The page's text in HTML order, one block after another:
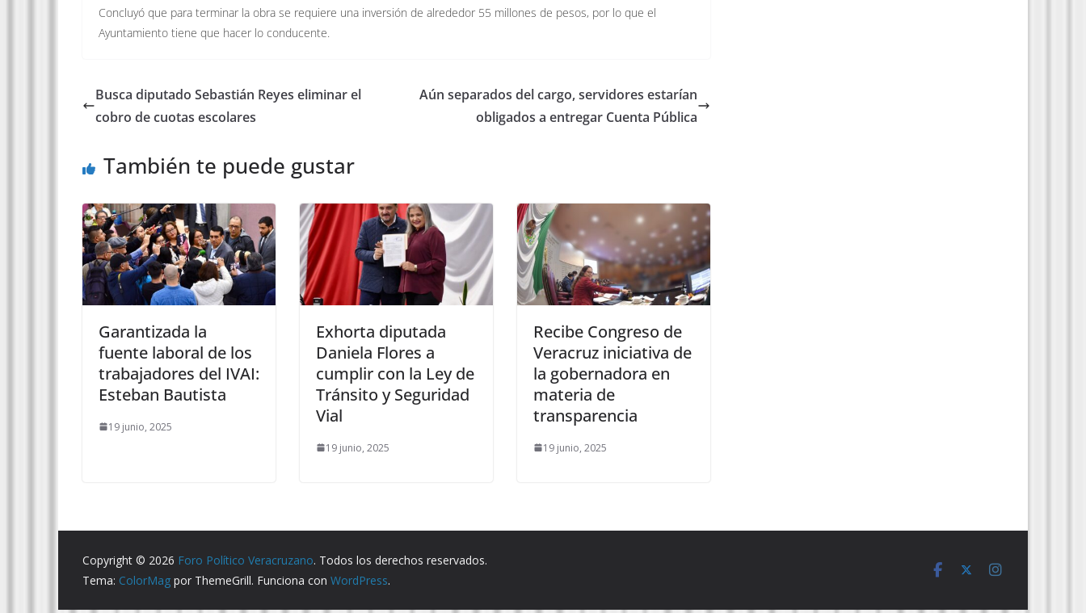
Concluyó que para terminar la obra se requiere una inversión de alrededor 55 millones de pesos, por lo que el
Ayuntamiento tiene que hacer lo conducente.
Busca diputado Sebastián Reyes eliminar el
cobro de cuotas escolares
Aún separados del cargo, servidores estarían
obligados a entregar Cuenta Pública
También te puede gustar
Garantizada la
fuente laboral de los
trabajadores del IVAI:
Esteban Bautista
19 junio, 2025
Exhorta diputada
Daniela Flores a
cumplir con la Ley de
Tránsito y Seguridad
Vial
19 junio, 2025
Recibe Congreso de
Veracruz iniciativa de
la gobernadora en
materia de
transparencia
19 junio, 2025
Copyright © 2026 Foro Político Veracruzano. Todos los derechos reservados.
Tema: ColorMag por ThemeGrill. Funciona con WordPress.